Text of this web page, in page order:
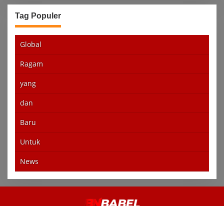
Tag Populer
Global
Ragam
yang
dan
Baru
Untuk
News